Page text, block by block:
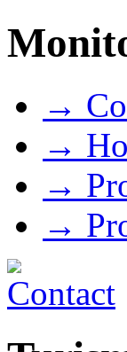
→
→
→
→